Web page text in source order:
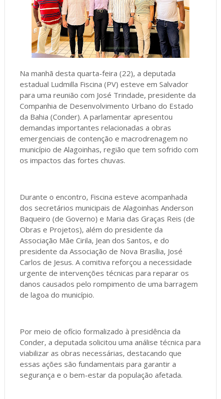
Na manhã desta quarta-feira (22), a deputada
estadual Ludmilla Fiscina (PV) esteve em Salvador
para uma reunião com José Trindade, presidente da
Companhia de Desenvolvimento Urbano do Estado
da Bahia (Conder). A parlamentar apresentou
demandas importantes relacionadas a obras
emergenciais de contenção e macrodrenagem no
município de Alagoinhas, região que tem sofrido com
os impactos das fortes chuvas.
Durante o encontro, Fiscina esteve acompanhada
dos secretários municipais de Alagoinhas Anderson
Baqueiro (de Governo) e Maria das Graças Reis (de
Obras e Projetos), além do presidente da
Associação Mãe Cirila, Jean dos Santos, e do
presidente da Associação de Nova Brasília, José
Carlos de Jesus. A comitiva reforçou a necessidade
urgente de intervenções técnicas para reparar os
danos causados pelo rompimento de uma barragem
de lagoa do município.
Por meio de ofício formalizado à presidência da
Conder, a deputada solicitou uma análise técnica para
viabilizar as obras necessárias, destacando que
essas ações são fundamentais para garantir a
segurança e o bem-estar da população afetada.